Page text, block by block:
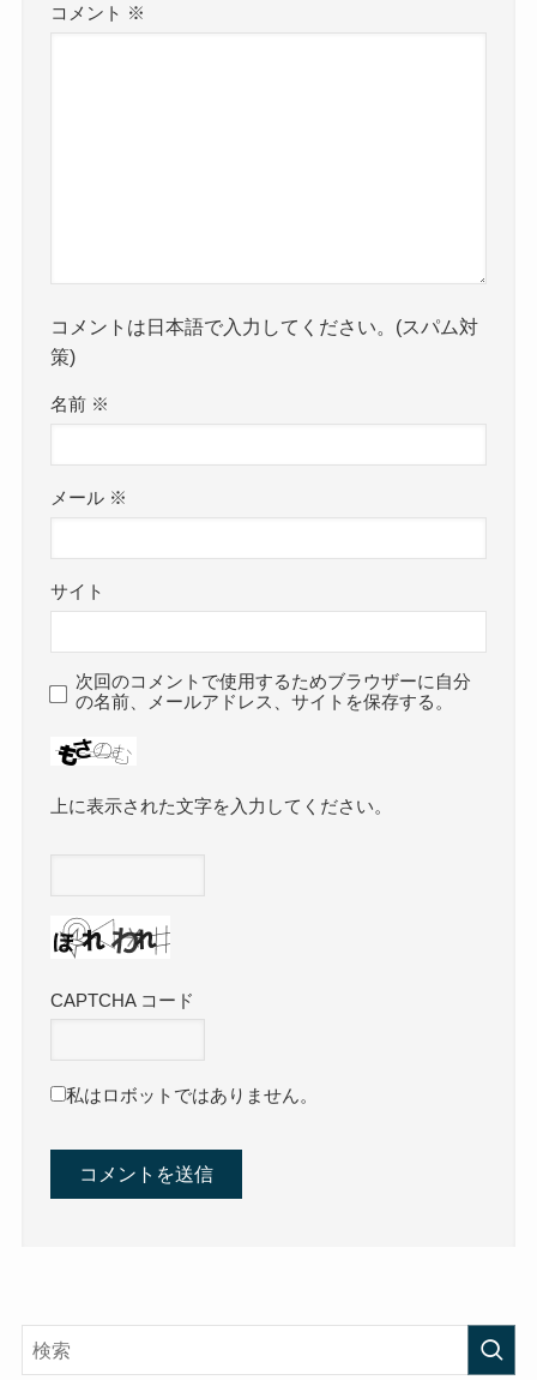
コメント ※
コメントは日本語で入力してください。(スパム対
策)
名前 ※
メール ※
サイト
次回のコメントで使用するためブラウザーに自分
の名前、メールアドレス、サイトを保存する。
上に表示された文字を入力してください。
CAPTCHA コード
私はロボットではありません。